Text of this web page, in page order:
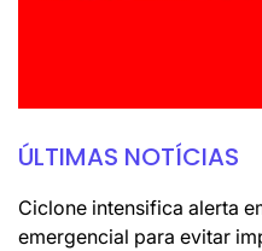
ÚLTIMAS NOTÍCIAS
Ciclone intensifica alerta
emergencial para evitar